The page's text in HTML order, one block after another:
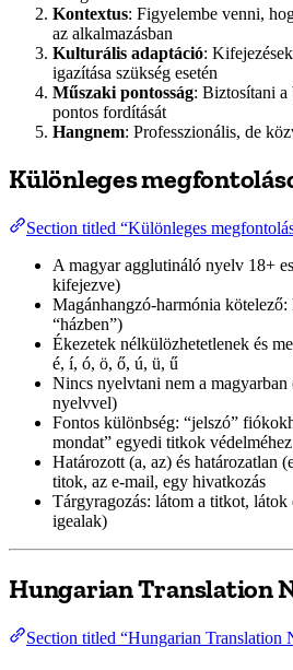
Kontextus: Figyelembe venni,
az alkalmazásban
Kulturális adaptáció:
igazítása szükség esetén
Műszaki pontosság: Biztosítani a
pontos fordítását
Hangnem: Professzionális, de
Különleges
Section titled “Különleges
A magyar agglutináló nyelv 18+
kifejezve)
Magánhangzó-harmónia kötelező:
“házben”)
Ékezetek nélkülözhetetlenek és
é, í, ó, ö, ő, ú, ü, ű
Nincs nyelvtani nem a magyarban
nyelvvel)
Fontos különbség: “jelszó”
mondat” egyedi titkok védelméhez
Határozott (a, az) és határozatlan
titok, az e-mail, egy hivatkozás
Tárgyragozás: látom a titkot,
igealak)
Hungarian Translation
Section titled “Hungarian Translation